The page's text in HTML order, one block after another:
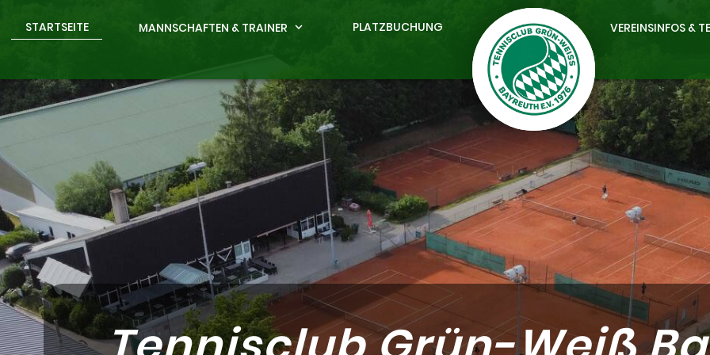
STARTSEITE MANNSCHAFTEN & TRAINER expand_more PLATZBUCHUNG VEREINSINFOS &